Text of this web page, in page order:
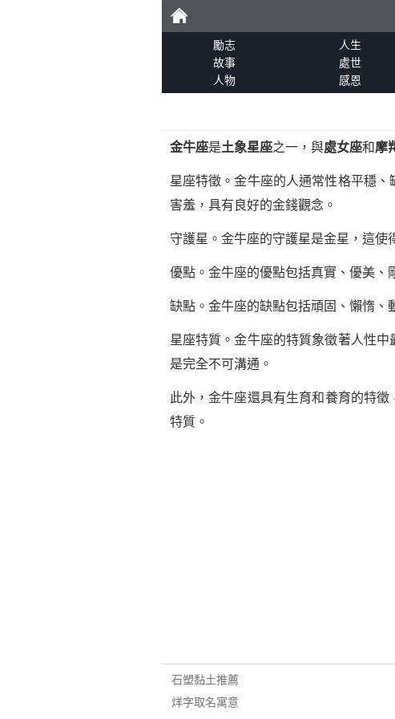
勵
勵志 人生
故事
處世
人物
感恩
金牛座是土象星座之一，與處女座和摩
星座特徵。金牛座的人通常性格平穩
害羞，具有良好的金錢觀念。
守護星。金牛座的守護星是金星，這使
優點。金牛座的優點包括真實、優美、
缺點。金牛座的缺點包括頑固、懶惰、
星座特質。金牛座的特質象徵著人性
是完全不可溝通。
此外，金牛座還具有生育和養育的特
特質。
石塑黏土推薦
烊字取名寓意